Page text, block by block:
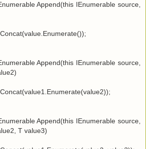
Append(this IEnumerable source,
Append(this IEnumerable source,
Append(this IEnumerable source,
T value3)